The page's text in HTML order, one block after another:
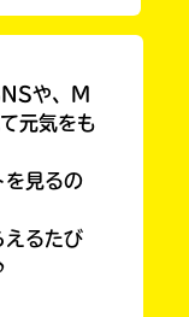
や、M
元気をも
を見るの
えるたび